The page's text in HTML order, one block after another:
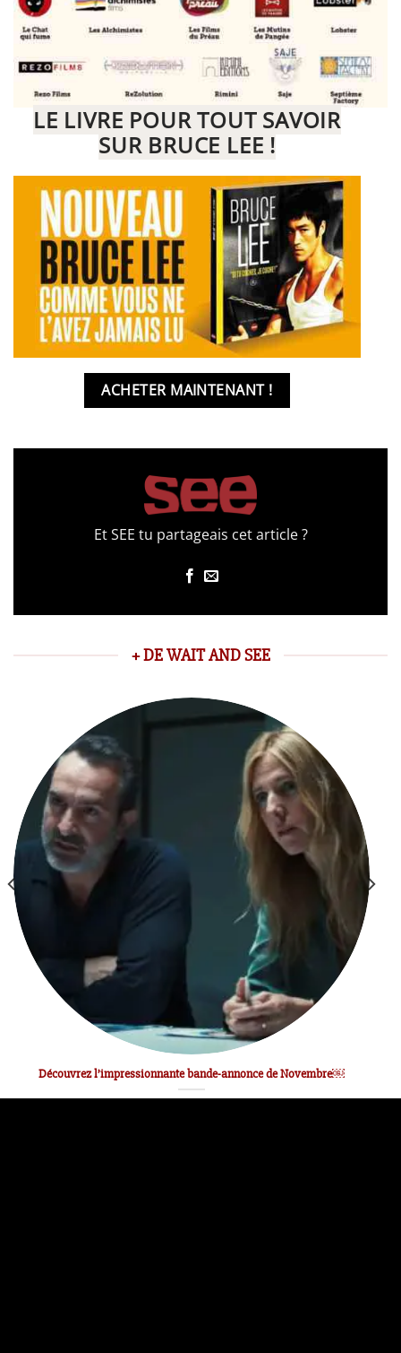
LE LIVRE POUR TOUT SAVOIR
SUR BRUCE LEE !
ACHETER MAINTENANT !
Et SEE tu partageais cet article ?
+ DE WAIT AND SEE
Découvrez l’impressionnante bande-annonce de Novembre￼